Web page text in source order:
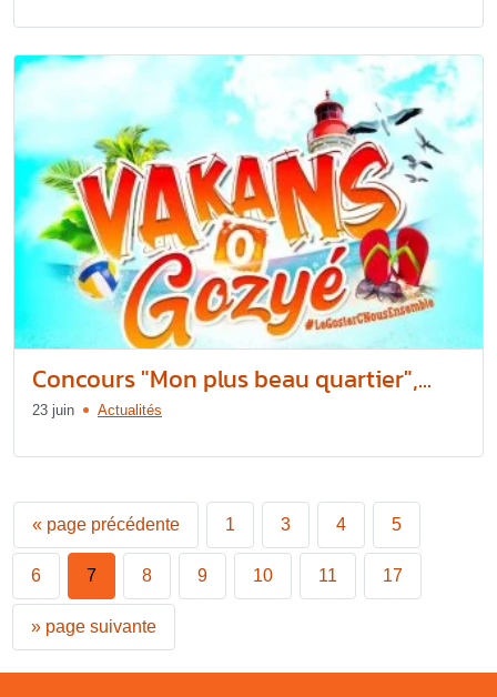
Concours "Mon plus beau quartier",...
23 juin Actualités
« page précédente 1 3 4 5
6 7 8 9 10 11 17
» page suivante